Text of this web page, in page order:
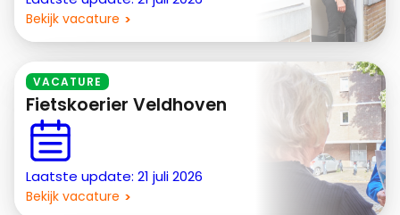
Bekijk vacature
VACATURE
Fietskoerier Veldhoven
Laatste update: 21 juli 2026
Bekijk vacature